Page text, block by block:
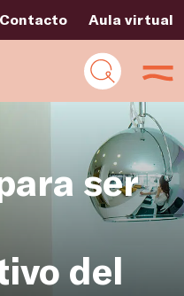
Contacto Aula virtual
ser
del